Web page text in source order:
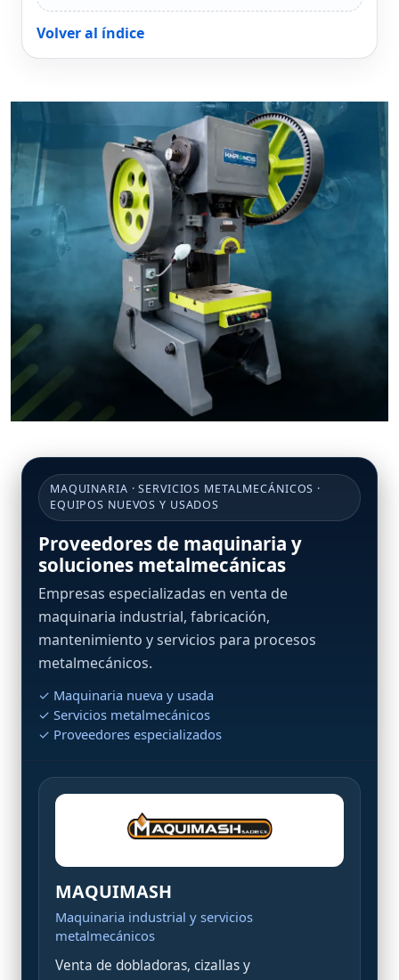
Volver al índice
MAQUINARIA · SERVICIOS METALMECÁNICOS ·
EQUIPOS NUEVOS Y USADOS
Proveedores de maquinaria y
soluciones metalmecánicas
Empresas especializadas en venta de
maquinaria industrial, fabricación,
mantenimiento y servicios para procesos
metalmecánicos.
✓ Maquinaria nueva y usada
✓ Servicios metalmecánicos
✓ Proveedores especializados
MAQUIMASH
Maquinaria industrial y servicios
metalmecánicos
Venta de dobladoras, cizallas y